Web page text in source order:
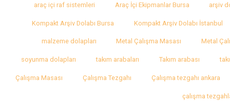
araç içi raf sistemleri Araç İçi Ekipmanlar Bursa arşiv
Kompakt Arşiv Dolabı Bursa Kompakt Arşiv Dolabı İstanbul
malzeme dolapları Metal Çalışma Masası Metal
soyunma dolapları takım arabaları Takım arabası
Çalışma Masası Çalışma Tezgahı Çalışma tezgahı ankara
çalışma